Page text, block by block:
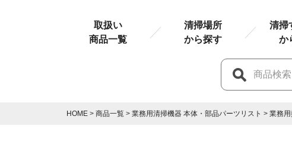
取扱い
商品一覧
清掃場所
から探す
清掃
か
HOME 商品一覧 業務用清掃機器 本体・部品パーツリスト 業務